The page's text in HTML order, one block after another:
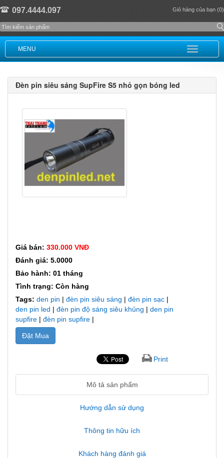
097.4444.097 Giỏ hàng của bạn (0)
MENU
Đèn pin siêu sáng SupFire S5 nhỏ gọn bóng led
Giá bán: 330.000 VNĐ
Đánh giá: 5.0000
Bảo hành: 01 tháng
Tình trạng: Còn hàng
Tags: den pin | đèn pin siêu sáng | đèn pin sạc |
den pin led | đèn pin độ sáng siêu khủng | den pin
supfire | đèn pin supfire |
Đặt Mua
Print
Mô tả sản phẩm
Hướng dẫn sử dụng
Thông tin hữu ích
Khách hàng đánh giá